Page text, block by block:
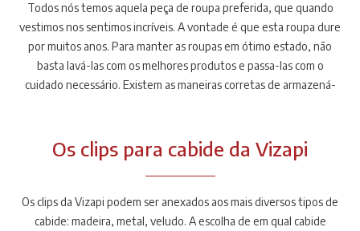
Todos nós temos aquela peça de roupa preferida, que quando
vestimos nos sentimos incríveis. A vontade é que esta roupa dure
por muitos anos. Para manter as roupas em ótimo estado, não
basta lavá-las com os melhores produtos e passa-las com o
cuidado necessário. Existem as maneiras corretas de armazená-
guardar suas peças de roupa no armário no quarto ou no closet,
não basta apenas investir em um bom armário. Ele precisa contar
com os cabides específicos para cada peça de roupa, de modo a
conservá-las sem amassados e sem marcas indesejáveis. Com os
clips para cabides fica mais fácil, afinal você pode dar uma cara
Os clips para cabide da Vizapi
Os clips da Vizapi podem ser anexados aos mais diversos tipos de
cabide: madeira, metal, veludo. A escolha de em qual cabide